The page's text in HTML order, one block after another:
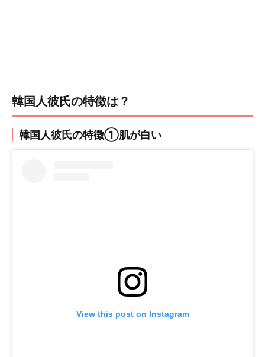
韓国人彼氏の特徴は？
韓国人彼氏の特徴①肌が白い
View this post on Instagram